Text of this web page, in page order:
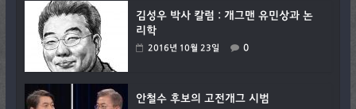
김성우 박사 칼럼 : 개그맨 유민상과 논
리학
2016년 10월 23일 0
안철수 후보의 고전개그 시범